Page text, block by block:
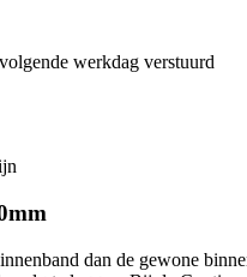
werkdag verstuurd
dan de gewone